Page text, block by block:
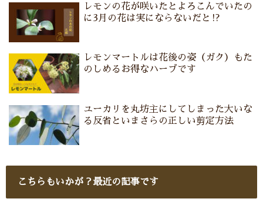
レモンの花が咲いたとよろこんでいたの
に3月の花は実にならないだと⁉
レモンマートルは花後の姿（ガク）もた
のしめるお得なハーブです
ユーカリを丸坊主にしてしまった大いな
る反省といまさらの正しい剪定方法
こちらもいかが？最近の記事です